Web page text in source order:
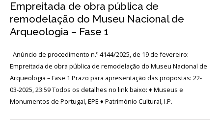
Login
Início
O
MNA
EXTERNA
Empreitada de obra pública de
remodelação do Museu Nacional de
Arqueologia – Fase 1
Anúncio de procedimento n.º 4144/2025, de 19 de fevereiro:
Empreitada de obra pública de remodelação do Museu Nacional de
Arqueologia – Fase 1 Prazo para apresentação das propostas: 22-
03-2025, 23:59 Todos os detalhes no link baixo: ♦ Museus e
Monumentos de Portugal, EPE ♦ Património Cultural, I.P.